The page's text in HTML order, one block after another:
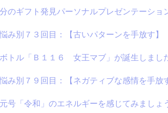
のギフト発見パーソナルプレゼンテーショ
み別７３回目：【古いパターンを手放す】
トル「Ｂ１１６ 女王マブ」が誕生しまし
み別７９回目：【ネガティブな感情を手放
号「令和」のエネルギーを感じてみましょ